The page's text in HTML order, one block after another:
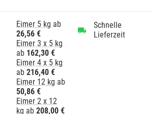
Eimer 5 kg ab
26,56 €
Eimer 3 x 5 kg
ab 162,30 €
Eimer 4 x 5 kg
ab 216,40 €
Eimer 12 kg ab
50,86 €
Eimer 2 x 12
kg ab 208,00 €
Schnelle
Lieferzeit